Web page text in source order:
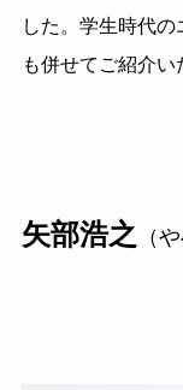
した。学生時代
も併せてご紹介い
矢部浩之 （